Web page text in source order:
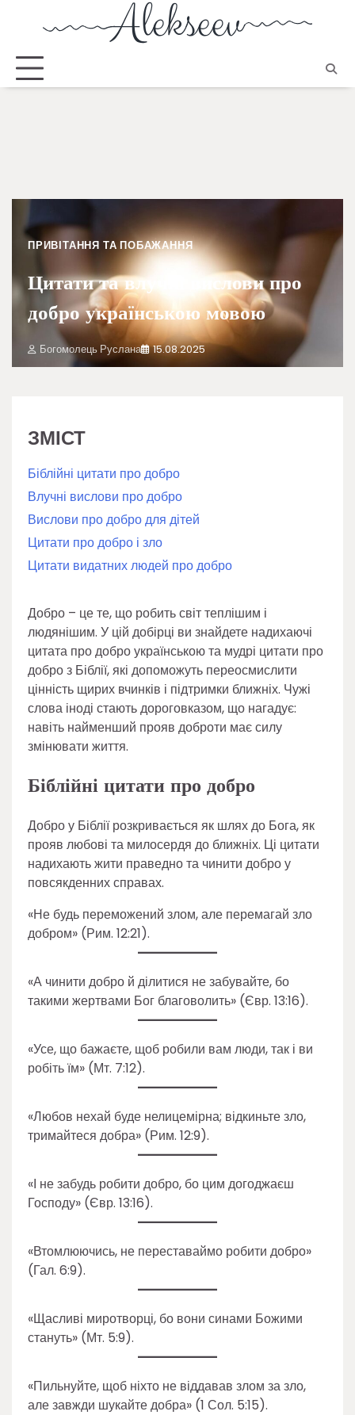
ПРИВІТАННЯ ТА ПОБАЖАННЯ
Цитати та влучні вислови про
добро українською мовою
Богомолець Руслана 15.08.2025
ЗМІСТ
Біблійні цитати про добро
Влучні вислови про добро
Вислови про добро для дітей
Цитати про добро і зло
Цитати видатних людей про добро
Добро – це те, що робить світ теплішим і
людянішим. У цій добірці ви знайдете надихаючі
цитата про добро українською та мудрі цитати про
добро з Біблії, які допоможуть переосмислити
цінність щирих вчинків і підтримки ближніх. Чужі
слова іноді стають дороговказом, що нагадує:
навіть найменший прояв доброти має силу
змінювати життя.
Біблійні цитати про добро
Добро у Біблії розкривається як шлях до Бога, як
прояв любові та милосердя до ближніх. Ці цитати
надихають жити праведно та чинити добро у
повсякденних справах.
«Не будь переможений злом, але перемагай зло
добром» (Рим. 12:21).
«А чинити добро й ділитися не забувайте, бо
такими жертвами Бог благоволить» (Євр. 13:16).
«Усе, що бажаєте, щоб робили вам люди, так і ви
робіть їм» (Мт. 7:12).
«Любов нехай буде нелицемірна; відкиньте зло,
тримайтеся добра» (Рим. 12:9).
«І не забудь робити добро, бо цим догоджаєш
Господу» (Євр. 13:16).
«Втомлюючись, не переставаймо робити добро»
(Гал. 6:9).
«Щасливі миротворці, бо вони синами Божими
стануть» (Мт. 5:9).
«Пильнуйте, щоб ніхто не віддавав злом за зло,
але завжди шукайте добра» (1 Сол. 5:15).